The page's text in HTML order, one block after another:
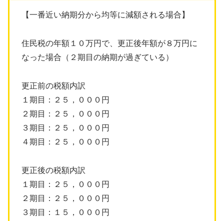
【一番近い納期分から均等に減額される場合】
住民税の年額１０万円で、更正後年額が８万円に
なった場合（２期目の納期が過ぎている）
更正前の税額内訳
１期目：２５，０００円
２期目：２５，０００円
３期目：２５，０００円
４期目：２５，０００円
更正後の税額内訳
１期目：２５，０００円
２期目：２５，０００円
３期目：１５，０００円